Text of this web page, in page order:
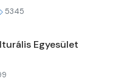
5345
Egyesület